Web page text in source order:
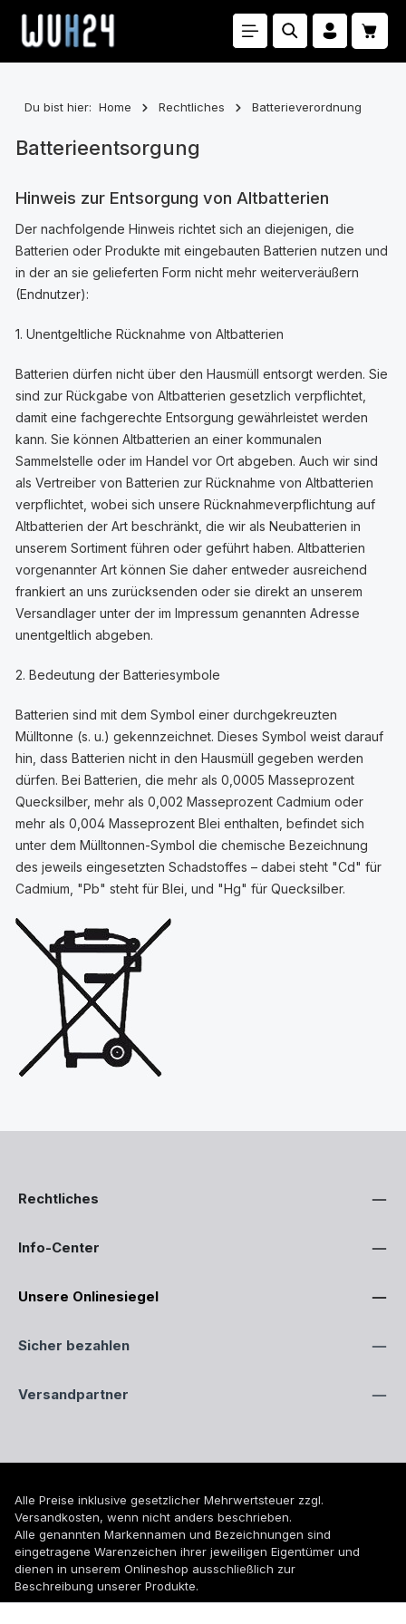
Zum Hauptinhalt springen
Du bist hier: Home Rechtliches Batterieverordnung
Batterieentsorgung
Hinweis zur Entsorgung von Altbatterien
Der nachfolgende Hinweis richtet sich an diejenigen, die
Batterien oder Produkte mit eingebauten Batterien nutzen und
in der an sie gelieferten Form nicht mehr weiterveräußern
(Endnutzer):
1. Unentgeltliche Rücknahme von Altbatterien
Batterien dürfen nicht über den Hausmüll entsorgt werden. Sie
sind zur Rückgabe von Altbatterien gesetzlich verpflichtet,
damit eine fachgerechte Entsorgung gewährleistet werden
kann. Sie können Altbatterien an einer kommunalen
Sammelstelle oder im Handel vor Ort abgeben. Auch wir sind
als Vertreiber von Batterien zur Rücknahme von Altbatterien
verpflichtet, wobei sich unsere Rücknahmeverpflichtung auf
Altbatterien der Art beschränkt, die wir als Neubatterien in
unserem Sortiment führen oder geführt haben. Altbatterien
vorgenannter Art können Sie daher entweder ausreichend
frankiert an uns zurücksenden oder sie direkt an unserem
Versandlager unter der im Impressum genannten Adresse
unentgeltlich abgeben.
2. Bedeutung der Batteriesymbole
Batterien sind mit dem Symbol einer durchgekreuzten
Mülltonne (s. u.) gekennzeichnet. Dieses Symbol weist darauf
hin, dass Batterien nicht in den Hausmüll gegeben werden
dürfen. Bei Batterien, die mehr als 0,0005 Masseprozent
Quecksilber, mehr als 0,002 Masseprozent Cadmium oder
mehr als 0,004 Masseprozent Blei enthalten, befindet sich
unter dem Mülltonnen-Symbol die chemische Bezeichnung
des jeweils eingesetzten Schadstoffes – dabei steht "Cd" für
Cadmium, "Pb" steht für Blei, und "Hg" für Quecksilber.
Rechtliches
Info-Center
Unsere Onlinesiegel
Sicher bezahlen
Versandpartner
Alle Preise inklusive gesetzlicher Mehrwertsteuer zzgl.
Versandkosten, wenn nicht anders beschrieben.
Alle genannten Markennamen und Bezeichnungen sind
eingetragene Warenzeichen ihrer jeweiligen Eigentümer und
dienen in unserem Onlineshop ausschließlich zur
Beschreibung unserer Produkte.